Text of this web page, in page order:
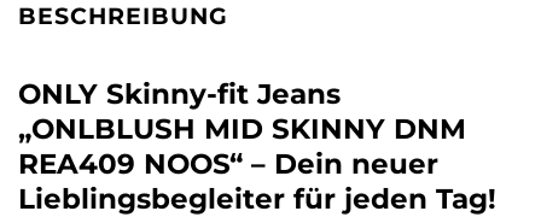
BESCHREIBUNG
ONLY Skinny-fit Jeans
„ONLBLUSH MID SKINNY DNM
REA409 NOOS“ – Dein neuer
Lieblingsbegleiter für jeden Tag!